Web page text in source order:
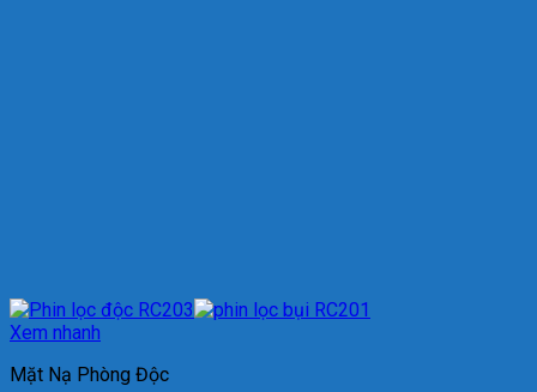
Xem nhanh
Mặt Nạ Phòng Độc